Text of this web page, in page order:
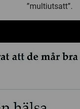
”multiutsatt”.